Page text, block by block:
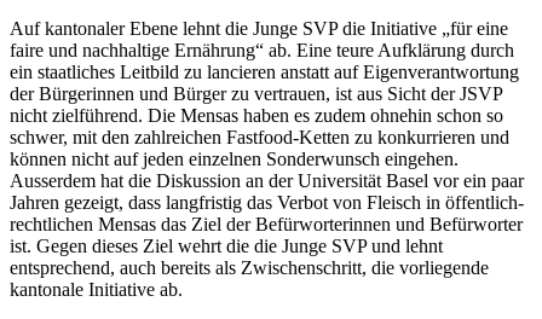
Auf kantonaler Ebene lehnt die Junge SVP die Initiative „für eine
faire und nachhaltige Ernährung“ ab. Eine teure Aufklärung durch
ein staatliches Leitbild zu lancieren anstatt auf Eigenverantwortung
der Bürgerinnen und Bürger zu vertrauen, ist aus Sicht der JSVP
nicht zielführend. Die Mensas haben es zudem ohnehin schon so
schwer, mit den zahlreichen Fastfood-Ketten zu konkurrieren und
können nicht auf jeden einzelnen Sonderwunsch eingehen.
Ausserdem hat die Diskussion an der Universität Basel vor ein paar
Jahren gezeigt, dass langfristig das Verbot von Fleisch in öffentlich-
rechtlichen Mensas das Ziel der Befürworterinnen und Befürworter
ist. Gegen dieses Ziel wehrt die die Junge SVP und lehnt
entsprechend, auch bereits als Zwischenschritt, die vorliegende
kantonale Initiative ab.